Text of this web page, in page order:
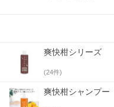
爽快柑シリーズ
(24件)
爽快柑シャンプー